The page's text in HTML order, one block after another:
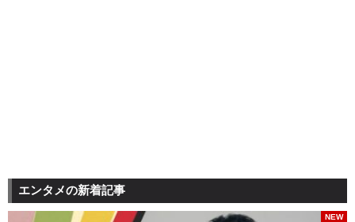
エンタメの新着記事
NEW